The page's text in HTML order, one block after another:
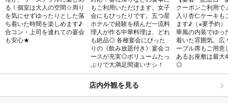
る！個室は大人の空間☆周り
を気にせずゆったりとした落
ち着いた時間を楽しめます♪
合コン・上司を連れての宴会
も安心★
もご利用いただけます。女子
会にもぴったりです。五つ星
ホテルで経験を積んだ一流料
理人が作る中華料理は、どれ
も絶品◎ 各種宴会にぴった
りの《飲み放題付き》宴会コ
ースが充実◎ボリュームたっ
ぷりで大満足間違いナシ！
クーポンご利用で
入り杏仁ケーキも
ます♪（※要予約
華風の内装でゆっ
着いた雰囲気。広
ーブル席もご用意
あるお座敷は最大
◎
店内外観を見る